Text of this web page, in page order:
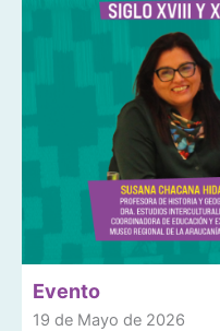
Evento
19 de Mayo de 2026